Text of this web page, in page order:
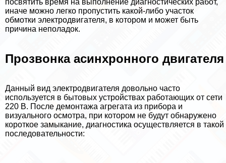
посвятить время на выполнение диагностических работ,
иначе можно легко пропустить какой-либо участок
обмотки электродвигателя, в котором и может быть
причина неполадок.
Прозвонка асинхронного двигателя
Данный вид электродвигателя довольно часто
используется в бытовых устройствах работающих от сети
220 В. После демонтажа агрегата из прибора и
визуального осмотра, при котором не будут обнаружено
короткое замыкание, диагностика осуществляется в такой
последовательности: